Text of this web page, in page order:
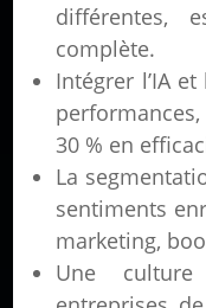
différentes,
complète.
Intégrer l’IA
30 % en
La
sentiments
marketing,
Une